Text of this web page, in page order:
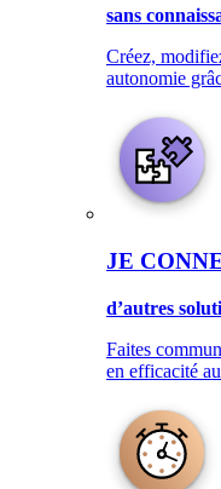
sans
Créez,
autonomie
JE
d’autres
Faites
en efficacité